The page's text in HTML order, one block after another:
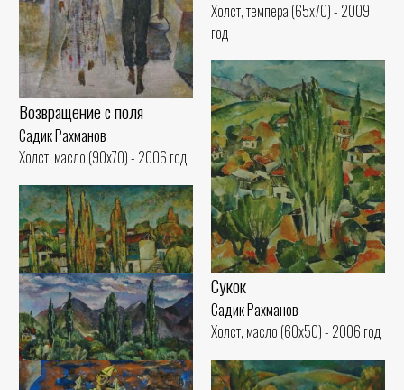
Холст, темпера (65x70) - 2009
год
Возвращение с поля
Садик Рахманов
Холст, масло (90x70) - 2006 год
Сукок
Садик Рахманов
Холст, масло (60x50) - 2006 год
Тополя Сукока
Садик Рахманов